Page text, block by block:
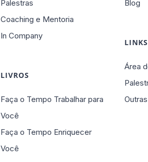
Palestras
Coaching e Mentoria
In Company
LIVROS
Faça o Tempo Trabalhar para
Você
Faça o Tempo Enriquecer
Você
Blog
Área